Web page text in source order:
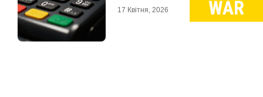
17 Квітня, 2026